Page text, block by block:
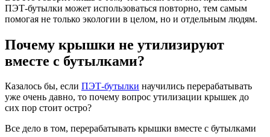
ПЭТ-бутылки может использоваться повторно, тем самым
помогая не только экологии в целом, но и отдельным людям.
Почему крышки не утилизируют
вместе с бутылками?
Казалось бы, если ПЭТ-бутылки научились перерабатывать
уже очень давно, то почему вопрос утилизации крышек до
сих пор стоит остро?
Все дело в том, перерабатывать крышки вместе с бутылками